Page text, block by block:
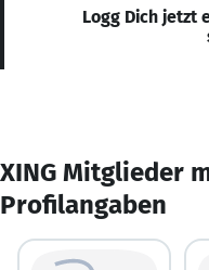
Logg Dich jetzt
XING Mitglieder
Profilangaben